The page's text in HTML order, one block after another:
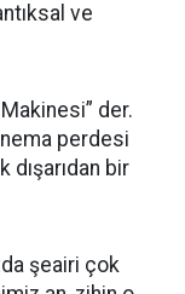
ve
der.
perdesi
bir
şeairi çok